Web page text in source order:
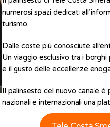
numerosi spazi dedicati
turismo.
Dalle coste più conosciute
Un viaggio esclusivo tra i borghi
e il gusto delle eccellenze
Il palinsesto del nuovo canale è
nazionali e internazionali una